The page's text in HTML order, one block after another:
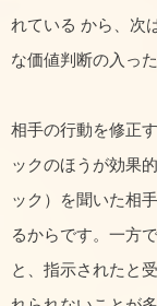
れている から、次
な価値判断の入っ
相手の行動を修正
ックのほうが効果
ック）を聞いた相
るからです。一方
と、指示されたと